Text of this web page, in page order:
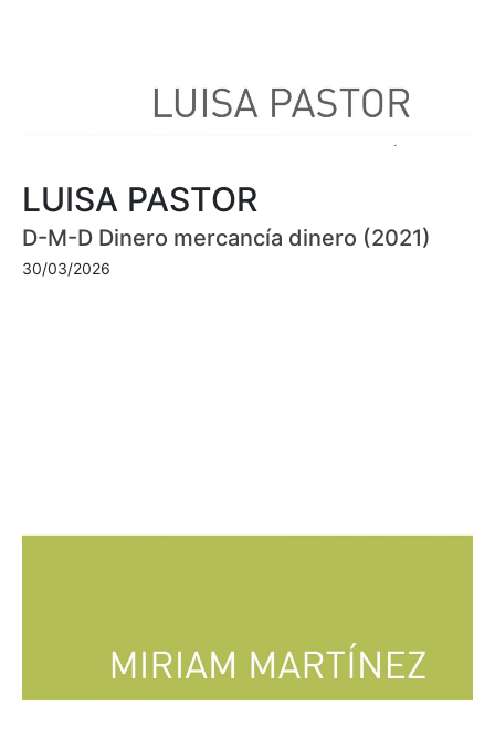
LUISA PASTOR
D-M-D Dinero mercancía dinero (2021)
30/03/2026